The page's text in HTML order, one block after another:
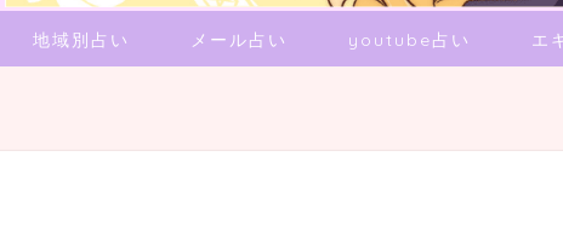
地域別占い メール占い youtube占い エ